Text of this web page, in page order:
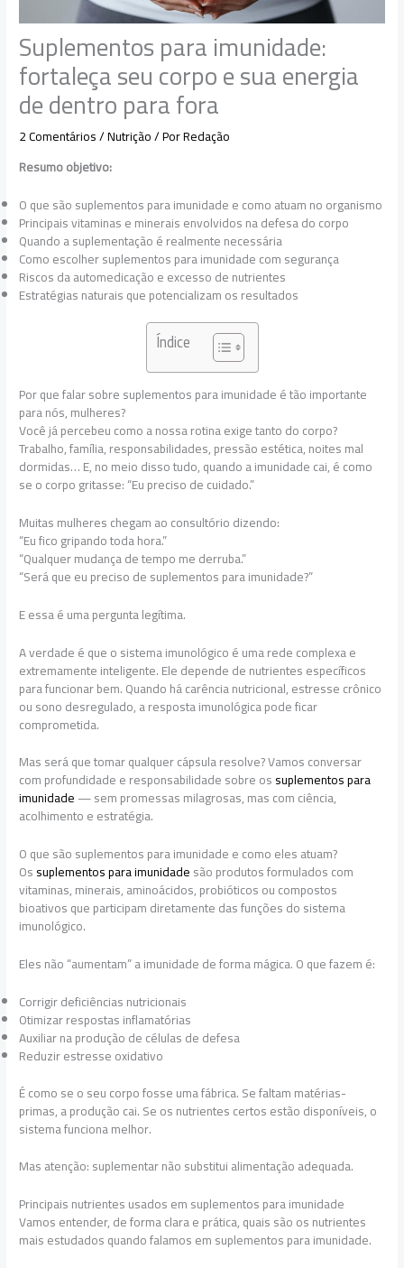
Suplementos para imunidade:
fortaleça seu corpo e sua energia
de dentro para fora
2 Comentários/Nutrição/ PorRedação
Resumo objetivo:
O que são suplementos para imunidade e como atuam no organismo
Principais vitaminas e minerais envolvidos na defesa do corpo
Quando a suplementação é realmente necessária
Como escolher suplementos para imunidade com segurança
Riscos da automedicação e excesso de nutrientes
Estratégias naturais que potencializam os resultados
Índice
Por que falar sobre suplementos para imunidade é tão importante
para nós, mulheres?
Você já percebeu como a nossa rotina exige tanto do corpo?
Trabalho, família, responsabilidades, pressão estética, noites mal
dormidas… E, no meio disso tudo, quando a imunidade cai, é como
se o corpo gritasse: “Eu preciso de cuidado.”
Muitas mulheres chegam ao consultório dizendo:
“Eu fico gripando toda hora.”
“Qualquer mudança de tempo me derruba.”
“Será que eu preciso de suplementos para imunidade?”
E essa é uma pergunta legítima.
A verdade é que o sistema imunológico é uma rede complexa e
extremamente inteligente. Ele depende de nutrientes específicos
para funcionar bem. Quando há carência nutricional, estresse crônico
ou sono desregulado, a resposta imunológica pode ficar
comprometida.
Mas será que tomar qualquer cápsula resolve? Vamos conversar
com profundidade e responsabilidade sobre ossuplementos para
imunidade— sem promessas milagrosas, mas com ciência,
acolhimento e estratégia.
O que são suplementos para imunidade e como eles atuam?
Ossuplementos para imunidadesão produtos formulados com
vitaminas, minerais, aminoácidos, probióticos ou compostos
bioativos que participam diretamente das funções do sistema
imunológico.
Eles não “aumentam” a imunidade de forma mágica. O que fazem é:
Corrigir deficiências nutricionais
Otimizar respostas inflamatórias
Auxiliar na produção de células de defesa
Reduzir estresse oxidativo
É como se o seu corpo fosse uma fábrica. Se faltam matérias-
primas, a produção cai. Se os nutrientes certos estão disponíveis, o
sistema funciona melhor.
Mas atenção: suplementar não substitui alimentação adequada.
Principais nutrientes usados em suplementos para imunidade
Vamos entender, de forma clara e prática, quais são os nutrientes
mais estudados quando falamos em suplementos para imunidade.